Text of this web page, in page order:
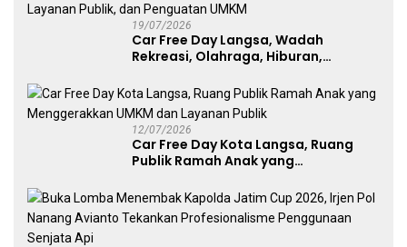
19/07/2026
Car Free Day Langsa, Wadah
Rekreasi, Olahraga, Hiburan,
UMKM
12/07/2026
Car Free Day Kota Langsa, Ruang
Publik Ramah Anak yang
Publik